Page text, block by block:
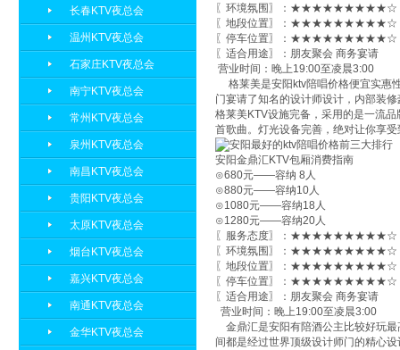
〖环境氛围〗：★★★★★★★★★☆
〖地段位置〗：★★★★★★★★★☆
〖停车位置〗：★★★★★★★★★☆
〖适合用途〗：朋友聚会 商务宴请
营业时间：晚上19:00至凌晨3:00
格莱美是安阳ktv陪唱价格便宜实惠
门宴请了知名的设计师设计，内部装
格莱美KTV设施完备，采用的是一流
首歌曲。灯光设备完善，绝对让你享
安阳金鼎汇KTV包厢消费指南
⊙680元——容纳 8人
⊙880元——容纳10人
⊙1080元——容纳18人
⊙1280元——容纳20人
〖服务态度〗：★★★★★★★★★☆
〖环境氛围〗：★★★★★★★★★☆
〖地段位置〗：★★★★★★★★★☆
〖停车位置〗：★★★★★★★★★☆
〖适合用途〗：朋友聚会 商务宴请
营业时间：晚上19:00至凌晨3:00
金鼎汇是安阳有陪酒公主比较好玩最
间都是经过世界顶级设计师门的精心
长春KTV夜总会
温州KTV夜总会
石家庄KTV夜总会
南宁KTV夜总会
常州KTV夜总会
泉州KTV夜总会
南昌KTV夜总会
贵阳KTV夜总会
太原KTV夜总会
烟台KTV夜总会
嘉兴KTV夜总会
南通KTV夜总会
金华KTV夜总会